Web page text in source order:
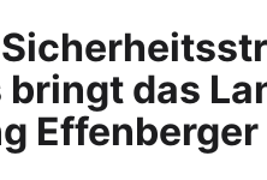
das
Effenberger